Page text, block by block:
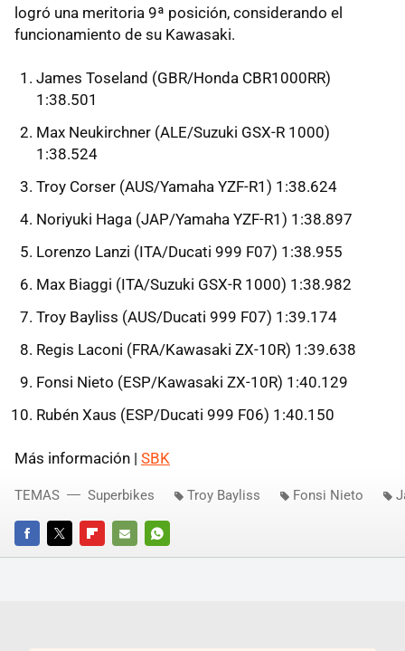
logró una meritoria 9ª posición, considerando el
funcionamiento de su Kawasaki.
James Toseland (GBR/Honda CBR1000RR)
1:38.501
Max Neukirchner (ALE/Suzuki GSX-R 1000)
1:38.524
Troy Corser (AUS/Yamaha YZF-R1) 1:38.624
Noriyuki Haga (JAP/Yamaha YZF-R1) 1:38.897
Lorenzo Lanzi (ITA/Ducati 999 F07) 1:38.955
Max Biaggi (ITA/Suzuki GSX-R 1000) 1:38.982
Troy Bayliss (AUS/Ducati 999 F07) 1:39.174
Regis Laconi (FRA/Kawasaki ZX-10R) 1:39.638
Fonsi Nieto (ESP/Kawasaki ZX-10R) 1:40.129
Rubén Xaus (ESP/Ducati 999 F06) 1:40.150
Más información | SBK
FACEBOOKTWITTERFLIPBOARD
E-
WHATSAPP
TEMAS Superbikes Troy Bayliss Fonsi Nieto